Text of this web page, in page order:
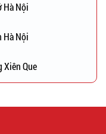
Hà Nội
Hà Nội
Xiên Que